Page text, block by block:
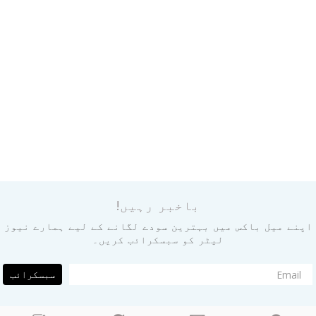
باخبر رہیں!
اپنے میل باکس میں بہترین سودے لگانے کے لیے ہمارے نیوز
لیٹر کو سبسکرائب کریں۔
سبسکرائب